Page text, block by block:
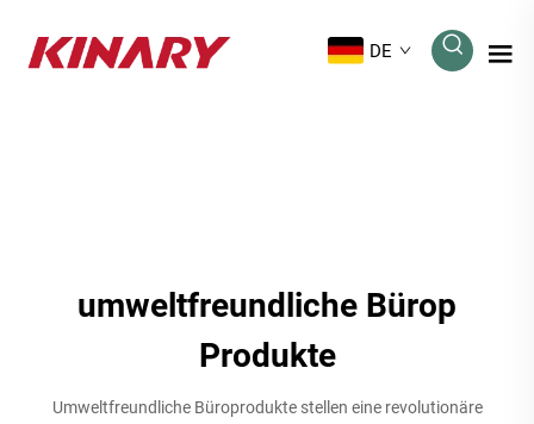
DE
umweltfreundliche Bürop
Produkte
Umweltfreundliche Büroprodukte stellen eine revolutionäre